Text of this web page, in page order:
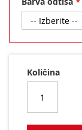
galerije
Količina